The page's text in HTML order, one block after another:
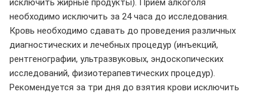
исключить жирные продукты). Прием алкоголя
необходимо исключить за 24 часа до исследования.
Кровь необходимо сдавать до проведения различных
диагностических и лечебных процедур (инъекций,
рентгенографии, ультразвуковых, эндоскопических
исследований, физиотерапевтических процедур).
Рекомендуется за три дня до взятия крови исключить